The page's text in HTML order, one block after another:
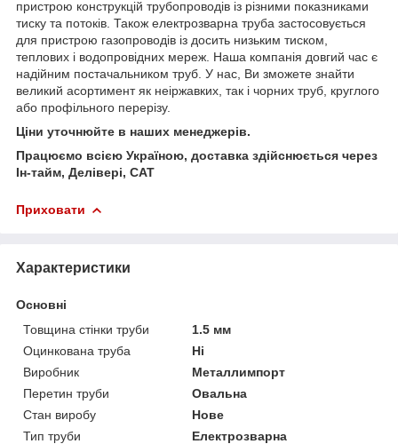
пристрою конструкцій трубопроводів із різними показниками
тиску та потоків. Також електрозварна труба застосовується
для пристрою газопроводів із досить низьким тиском,
теплових і водопровідних мереж. Наша компанія довгий час є
надійним постачальником труб. У нас, Ви зможете знайти
великий асортимент як неіржавких, так і чорних труб, круглого
або профільного перерізу.
Ціни уточнюйте в наших менеджерів.
Працюємо всією Україною, доставка здійснюється через
Ін-тайм, Делівері, САТ
Приховати
Характеристики
Основні
Товщина стінки труби
1.5 мм
Оцинкована труба
Ні
Виробник
Металлимпорт
Перетин труби
Овальна
Стан виробу
Нове
Тип труби
Електрозварна